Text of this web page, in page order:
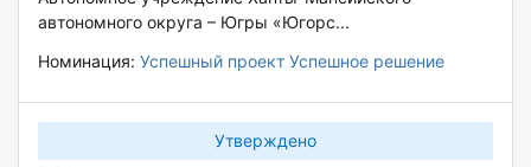
автономного округа – Югры «Югорс...
Номинация: Успешный проект Успешное решение
Утверждено